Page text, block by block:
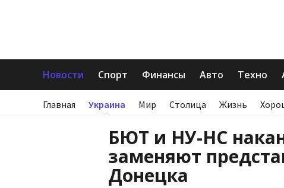
Новости Спорт Финансы Авто Техно
Главная Украина Мир Столица Жизнь
БЮТ и НУ-НС
заменяют
Донецка